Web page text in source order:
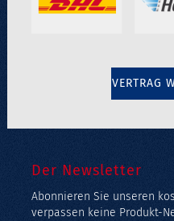
VERTRAG
Der Newsletter
Abonnieren Sie unseren
verpassen keine Produkt-